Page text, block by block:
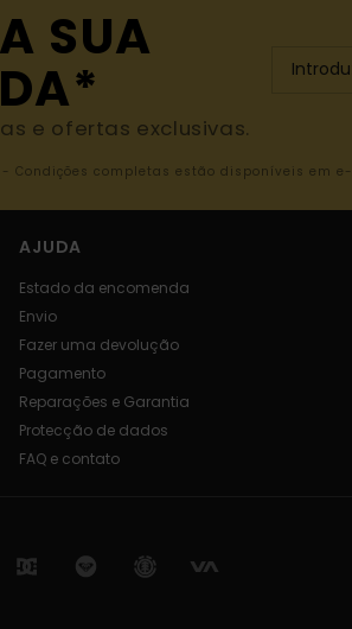
SUA
e ofertas exclusivas.
Condições completas estão disponíveis em
AJUDA
Estado da encomenda
Envio
Fazer uma devolução
Pagamento
Reparações e Garantia
Protecção de dados
FAQ e contato